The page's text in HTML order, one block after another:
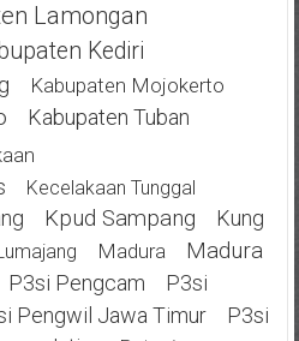
Lamongan
Kediri
Kabupaten Mojokerto
Kabupaten Tuban
Kecelakaan Tunggal
Kpud Sampang
Kung
Madura
Madura
P3si Pengcam
P3si
Pengwil Jawa Timur
P3si